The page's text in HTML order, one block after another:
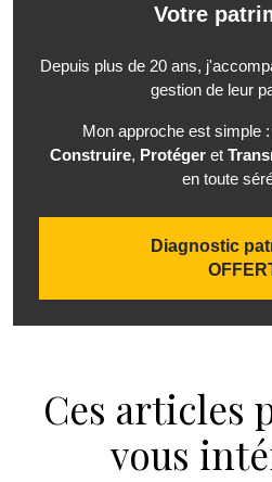
Votre
Depuis plus de 20 ans,
gestion de leur
Mon approche est simple
Construire, Protégeret
en toute
Diagnostic
Ces articles
vous